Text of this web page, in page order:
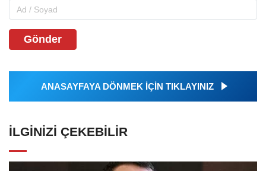
Gönder
ANASAYFAYA DÖNMEK İÇİN TIKLAYINIZ
İLGINIZI ÇEKEBILIR